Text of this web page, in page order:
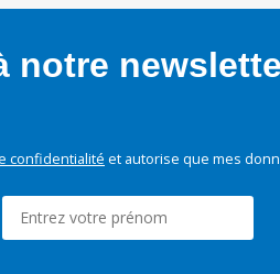
notre
confidentialité et autorise que mes